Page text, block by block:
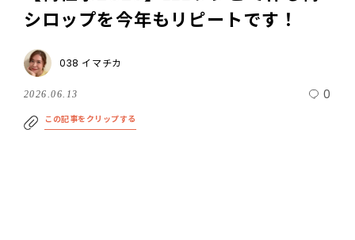
シロップを今年もリピートです！
038 イマチカ
2026.06.13 0
この記事をクリップする